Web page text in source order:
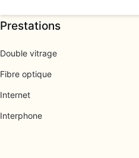
Prestations
Double vitrage
Fibre optique
Internet
Interphone